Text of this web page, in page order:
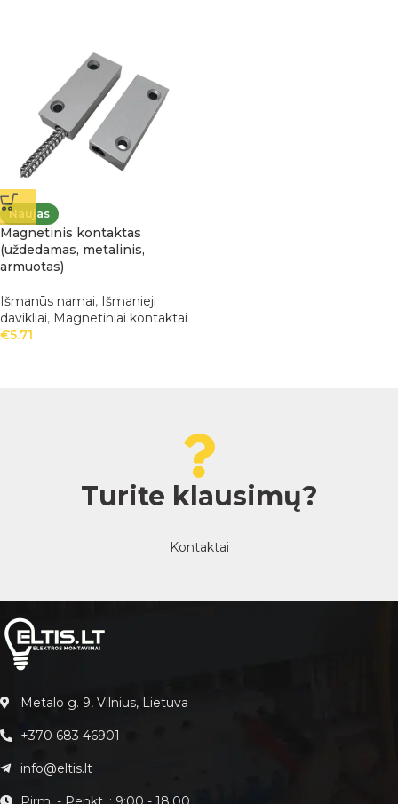
Naujas
Magnetinis kontaktas
(uždedamas, metalinis,
armuotas)
Išmanūs namai, Išmanieji
davikliai, Magnetiniai kontaktai
€5.71
Turite klausimų?
Kontaktai
Metalo g. 9, Vilnius, Lietuva
+370 683 46901
info@eltis.lt